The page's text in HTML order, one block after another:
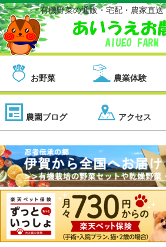
有機野菜の通販・宅配・農家直
お野菜 農業体験
農園ブログ アクセス